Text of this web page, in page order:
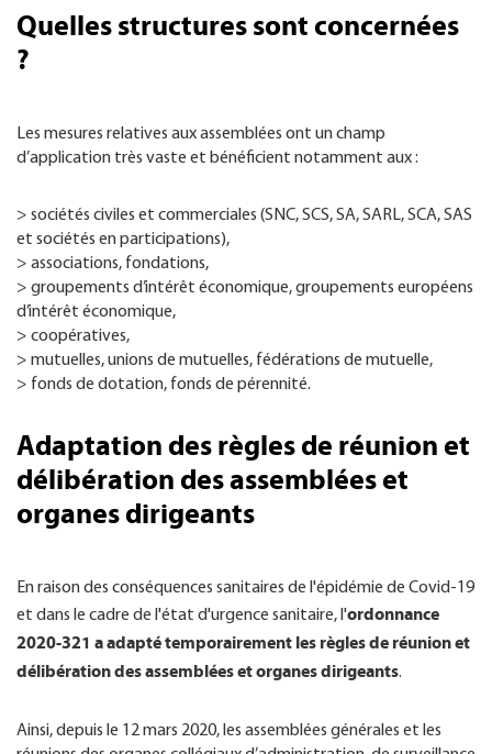
Quelles structures sont concernées
?
Les mesures relatives aux assemblées ont un champ
d’application très vaste et bénéficient notamment aux :
> sociétés civiles et commerciales (SNC, SCS, SA, SARL, SCA, SAS
et sociétés en participations),
> associations, fondations,
> groupements d’intérêt économique, groupements européens
d’intérêt économique,
> coopératives,
> mutuelles, unions de mutuelles, fédérations de mutuelle,
> fonds de dotation, fonds de pérennité.
Adaptation des règles de réunion et
délibération des assemblées et
organes dirigeants
En raison des conséquences sanitaires de l'épidémie de Covid-19
et dans le cadre de l'état d'urgence sanitaire, l'ordonnance
2020-321 a adapté temporairement les règles de réunion et
délibération des assemblées et organes dirigeants.
Ainsi, depuis le 12 mars 2020, les assemblées générales et les